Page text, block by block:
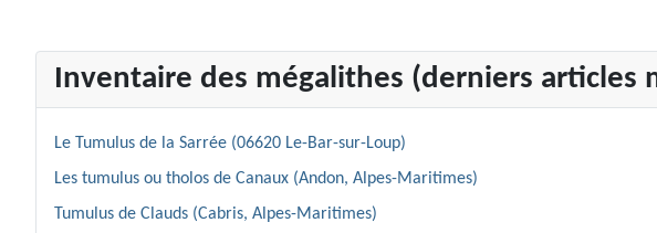
Inventaire des mégalithes (derniers articles
Le Tumulus de la Sarrée (06620 Le-Bar-sur-Loup)
Les tumulus ou tholos de Canaux (Andon, Alpes-Maritimes)
Tumulus de Clauds (Cabris, Alpes-Maritimes)